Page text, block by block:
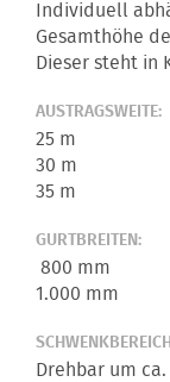
Individuell
Gesamthöhe
Dieser steht in
AUSTRAGSWEITE:
25 m
30 m
35 m
GURTBREITEN:
800 mm
1.000 mm
Drehbar um ca.